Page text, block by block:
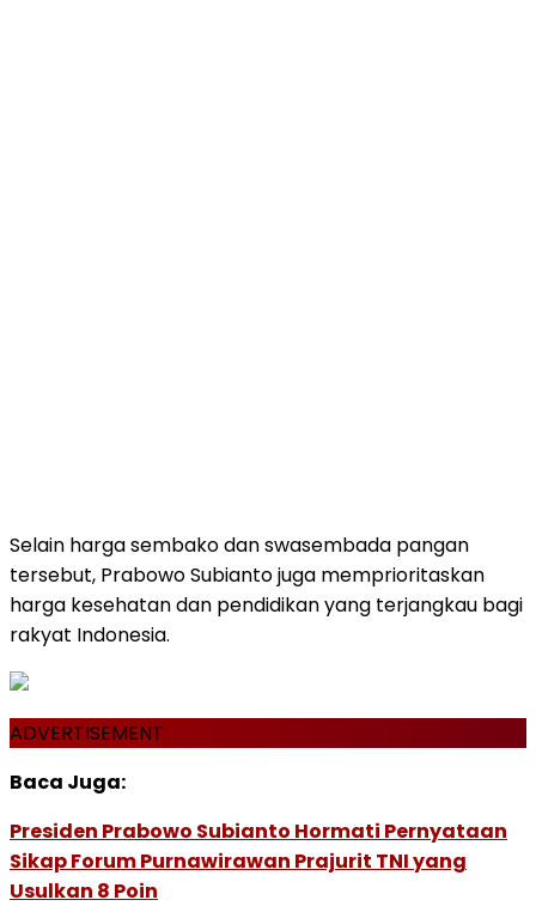
Selain harga sembako dan swasembada pangan
tersebut, Prabowo Subianto juga memprioritaskan
harga kesehatan dan pendidikan yang terjangkau bagi
rakyat Indonesia.
ADVERTISEMENT
Baca Juga:
Presiden Prabowo Subianto Hormati Pernyataan
Sikap Forum Purnawirawan Prajurit TNI yang
Usulkan 8 Poin